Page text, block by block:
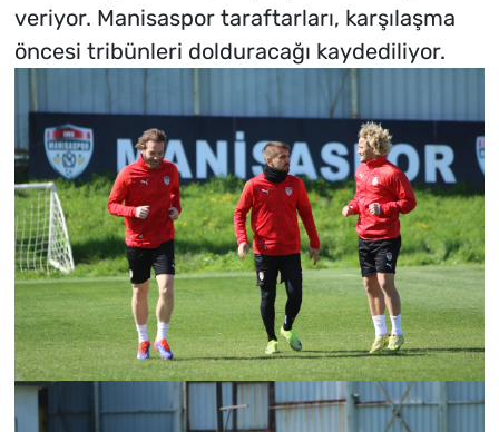
veriyor. Manisaspor taraftarları, karşılaşma
öncesi tribünleri dolduracağı kaydediliyor.